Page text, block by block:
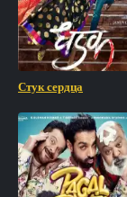
Стук сердца